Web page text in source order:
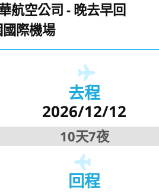
航空公司
晚去早回
際機場
去程
2026/12/12
10天7夜
回程